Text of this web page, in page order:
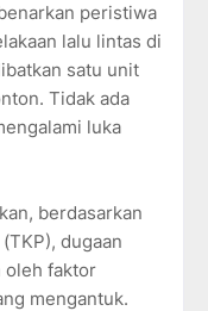
peristiwa
lalu lintas di
satu unit
Tidak ada
luka
berdasarkan
dugaan
oleh faktor
mengantuk.